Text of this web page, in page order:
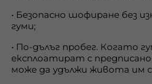
• Безопасно шофиране без
гуми;
• По-дълъг пробег. Когато
експлоатират с
може да удължи живота им с